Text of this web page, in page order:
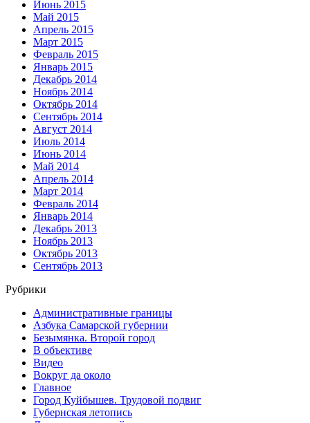
Июнь 2015
Май 2015
Апрель 2015
Март 2015
Февраль 2015
Январь 2015
Декабрь 2014
Ноябрь 2014
Октябрь 2014
Сентябрь 2014
Август 2014
Июль 2014
Июнь 2014
Май 2014
Апрель 2014
Март 2014
Февраль 2014
Январь 2014
Декабрь 2013
Ноябрь 2013
Октябрь 2013
Сентябрь 2013
Рубрики
Административные границы
Азбука Самарской губернии
Безымянка. Второй город
В объективе
Видео
Вокруг да около
Главное
Город Куйбышев. Трудовой подвиг
Губернская летопись